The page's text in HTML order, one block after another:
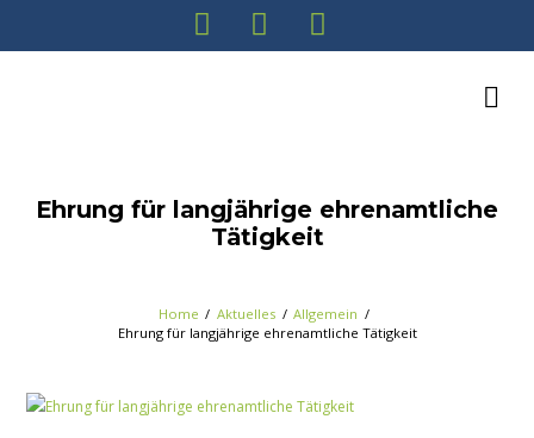
Ehrung für langjährige ehrenamtliche
Tätigkeit
Home Aktuelles
Allgemein
Ehrung für langjährige ehrenamtliche Tätigkeit